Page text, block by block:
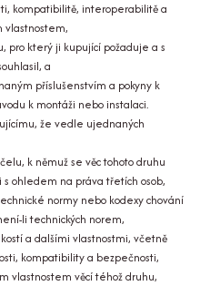
kompatibilitě, interoperabilitě a
pro který ji kupující požaduje a s
a
příslušenstvím a pokyny k
k montáži nebo instalaci.
že vedle ujednaných
k němuž se věc tohoto druhu
s ohledem na práva třetích osob,
normy nebo kodexy chování
li technických norem,
a dalšími vlastnostmi, včetně
kompatibility a bezpečnosti,
vlastnostem věcí téhož druhu,